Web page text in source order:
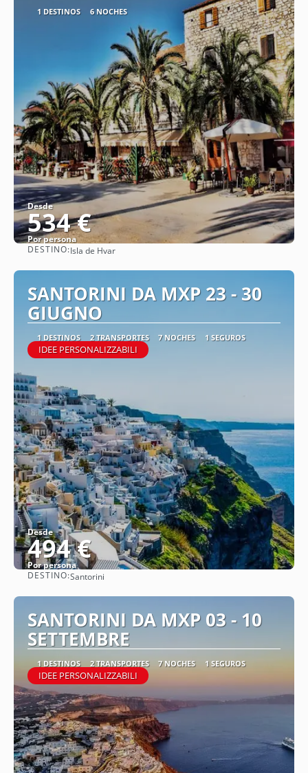
1 DESTINOS 6 NOCHES
Desde
534 €
Por persona
DESTINO:Isla de Hvar
SANTORINI DA MXP 23 - 30
GIUGNO
1 DESTINOS 2 TRANSPORTES 7 NOCHES 1 SEGUROS
IDEE PERSONALIZZABILI
Desde
494 €
Por persona
DESTINO:Santorini
SANTORINI DA MXP 03 - 10
SETTEMBRE
1 DESTINOS 2 TRANSPORTES 7 NOCHES 1 SEGUROS
IDEE PERSONALIZZABILI